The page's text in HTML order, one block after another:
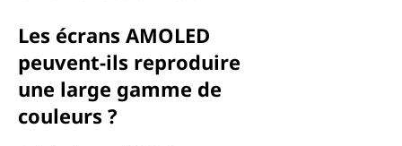
Les écrans AMOLED
peuvent-ils reproduire
une large gamme de
couleurs ?